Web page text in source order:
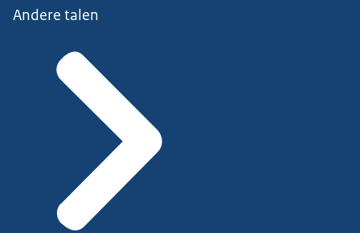
Andere talen